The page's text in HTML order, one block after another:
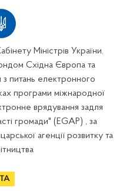
Міністрів України.
Східна Європа та
питань електронного
програми міжнародної
врядування задля
громади" (EGAP) , за
агенції розвитку та